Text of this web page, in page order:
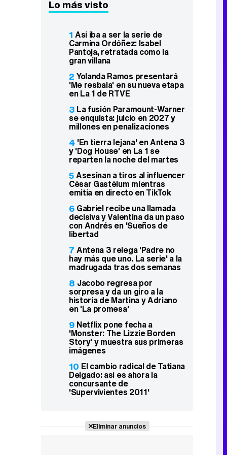
Lo más visto
1 Así iba a ser la serie de
Carmina Ordóñez: Isabel
Pantoja, retratada como la
gran villana
2 Yolanda Ramos presentará
'Me resbala' en su nueva etapa
en La 1 de RTVE
3 La fusión Paramount-Warner
se enquista: juicio en 2027 y
millones en penalizaciones
4 'En tierra lejana' en Antena 3
y 'Dog House' en La 1 se
reparten la noche del martes
5Asesinan a tiros al influencer
César Gastélum mientras
emitía en directo en TikTok
6 Gabriel recibe una llamada
decisiva y Valentina da un paso
con Andrés en 'Sueños de
libertad
7 Antena 3 relega 'Padre no
hay más que uno. La serie' a la
madrugada tras dos semanas
8 Jacobo regresa por
sorpresa y da un giro a la
historia de Martina y Adriano
en 'La promesa'
9 Netflix pone fecha a
'Monster: The Lizzie Borden
Story' y muestra sus primeras
imágenes
10 El cambio radical de Tatiana
Delgado: así es ahora la
concursante de
'Supervivientes 2011'
Eliminar anuncios